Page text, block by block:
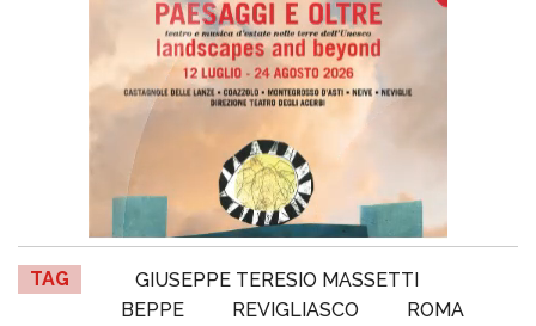
TAG
GIUSEPPE TERESIO MASSETTI
BEPPE
REVIGLIASCO
ROMA